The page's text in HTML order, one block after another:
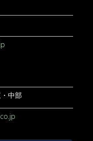
中部